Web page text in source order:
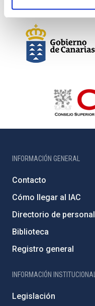
INFORMACIÓN GENERAL
Contacto
Cómo llegar al IAC
Directorio de personal
Biblioteca
Registro general
INFORMACIÓN INSTITUCIONAL
Legislación